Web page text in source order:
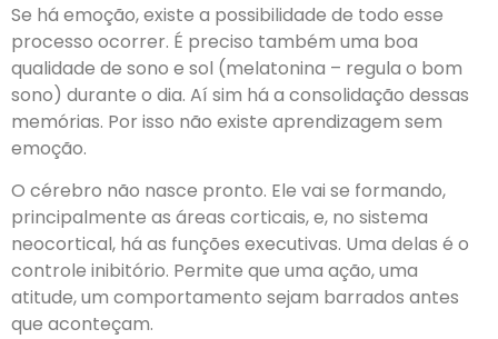
Se há emoção, existe a possibilidade de todo esse
processo ocorrer. É preciso também uma boa
qualidade de sono e sol (melatonina – regula o bom
sono) durante o dia. Aí sim há a consolidação dessas
memórias. Por isso não existe aprendizagem sem
emoção.
O cérebro não nasce pronto. Ele vai se formando,
principalmente as áreas corticais, e, no sistema
neocortical, há as funções executivas. Uma delas é o
controle inibitório. Permite que uma ação, uma
atitude, um comportamento sejam barrados antes
que aconteçam.